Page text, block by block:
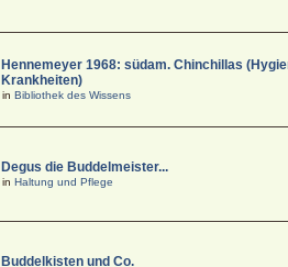
Hennemeyer 1968: südam. Chinchillas
Krankheiten)
inBibliothek des Wissens
Degus die Buddelmeister...
inHaltung und Pflege
Buddelkisten und Co.